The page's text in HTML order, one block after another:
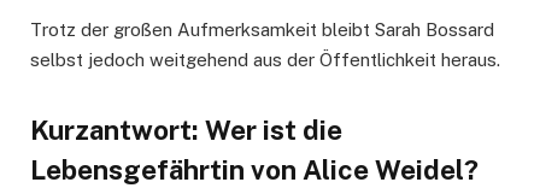
Trotz der großen Aufmerksamkeit bleibt Sarah Bossard
selbst jedoch weitgehend aus der Öffentlichkeit heraus.
Kurzantwort: Wer ist die
Lebensgefährtin von Alice Weidel?